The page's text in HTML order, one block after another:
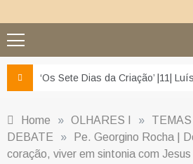
e da misericórdia’
‘Os Sete Dias da Criação’ |11|
Home » OLHARES I »
DEBATE
»
Pe. Georgino Rocha |
coração, viver em sintonia com Jesus